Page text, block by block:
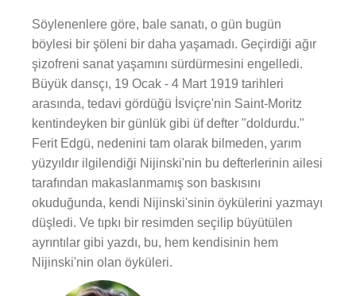
Söylenenlere göre, bale sanatı, o gün bugün
böylesi bir şöleni bir daha yaşamadı. Geçirdiği ağır
şizofreni sanat yaşamını sürdürmesini engelledi.
Büyük dansçı, 19 Ocak - 4 Mart 1919 tarihleri
arasında, tedavi gördüğü İsviçre'nin Saint-Moritz
kentindeyken bir günlük gibi üf defter "doldurdu."
Ferit Edgü, nedenini tam olarak bilmeden, yarım
yüzyıldır ilgilendiği Nijinski'nin bu defterlerinin ailesi
tarafından makaslanmamış son baskısını
okuduğunda, kendi Nijinski'sinin öykülerini yazmayı
düşledi. Ve tıpkı bir resimden seçilip büyütülen
ayrıntılar gibi yazdı, bu, hem kendisinin hem
Nijinski'nin olan öyküleri.